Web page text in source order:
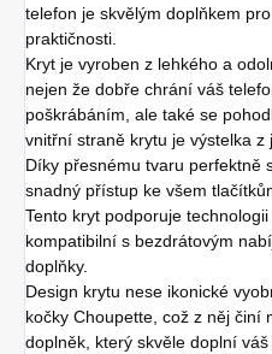
telefon je skvělým doplňkem
praktičnosti.
Kryt je vyroben z lehkého a
nejen že dobře chrání váš
poškrábáním, ale také se
vnitřní straně krytu je výstelka z
Díky přesnému tvaru perfektně
snadný přístup ke všem
Tento kryt podporuje
kompatibilní s bezdrátovým
doplňky.
Design krytu nese ikonické
kočky Choupette, což z něj činí
doplněk, který skvěle doplní váš